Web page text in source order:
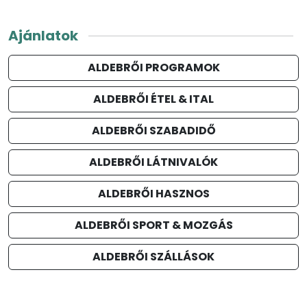
Ajánlatok
ALDEBRŐI PROGRAMOK
ALDEBRŐI ÉTEL & ITAL
ALDEBRŐI SZABADIDŐ
ALDEBRŐI LÁTNIVALÓK
ALDEBRŐI HASZNOS
ALDEBRŐI SPORT & MOZGÁS
ALDEBRŐI SZÁLLÁSOK